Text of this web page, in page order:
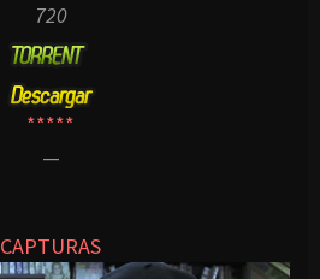
720
*****
—
CAPTURAS